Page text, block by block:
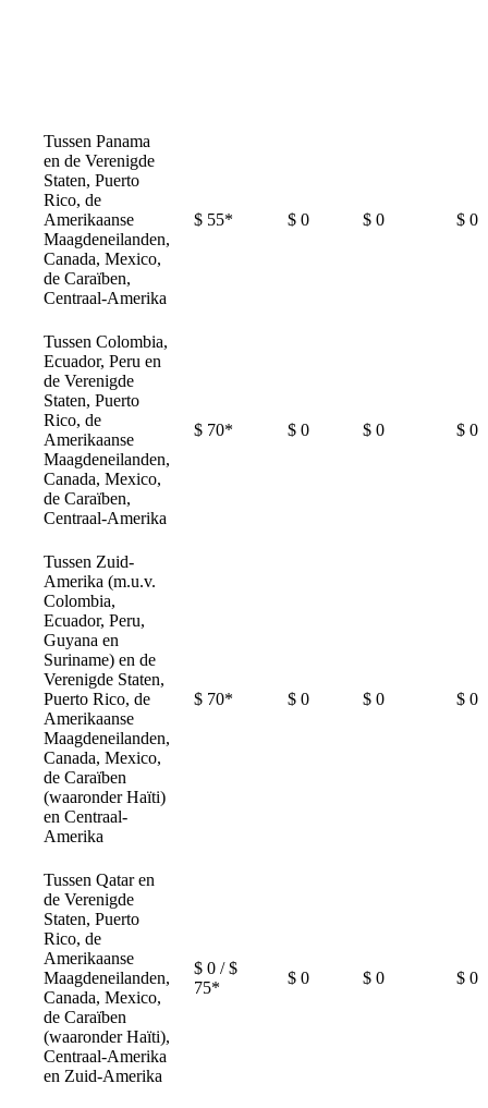
Tussen Panama
en de Verenigde
Staten, Puerto
Rico, de
Amerikaanse
Maagdeneilanden,
Canada, Mexico,
de Caraïben,
Centraal-Amerika
$ 55* $ 0 $ 0 $ 0
Tussen Colombia,
Ecuador, Peru en
de Verenigde
Staten, Puerto
Rico, de
Amerikaanse
Maagdeneilanden,
Canada, Mexico,
de Caraïben,
Centraal-Amerika
$ 70* $ 0 $ 0 $ 0
Tussen Zuid-
Amerika (m.u.v.
Colombia,
Ecuador, Peru,
Guyana en
Suriname) en de
Verenigde Staten,
Puerto Rico, de
Amerikaanse
Maagdeneilanden,
Canada, Mexico,
de Caraïben
(waaronder Haïti)
en Centraal-
Amerika
$ 70* $ 0 $ 0 $ 0
Tussen Qatar en
de Verenigde
Staten, Puerto
Rico, de
Amerikaanse
Maagdeneilanden,
Canada, Mexico,
de Caraïben
(waaronder Haïti),
Centraal-Amerika
en Zuid-Amerika
$ 0 / $
75*
$ 0 $ 0 $ 0